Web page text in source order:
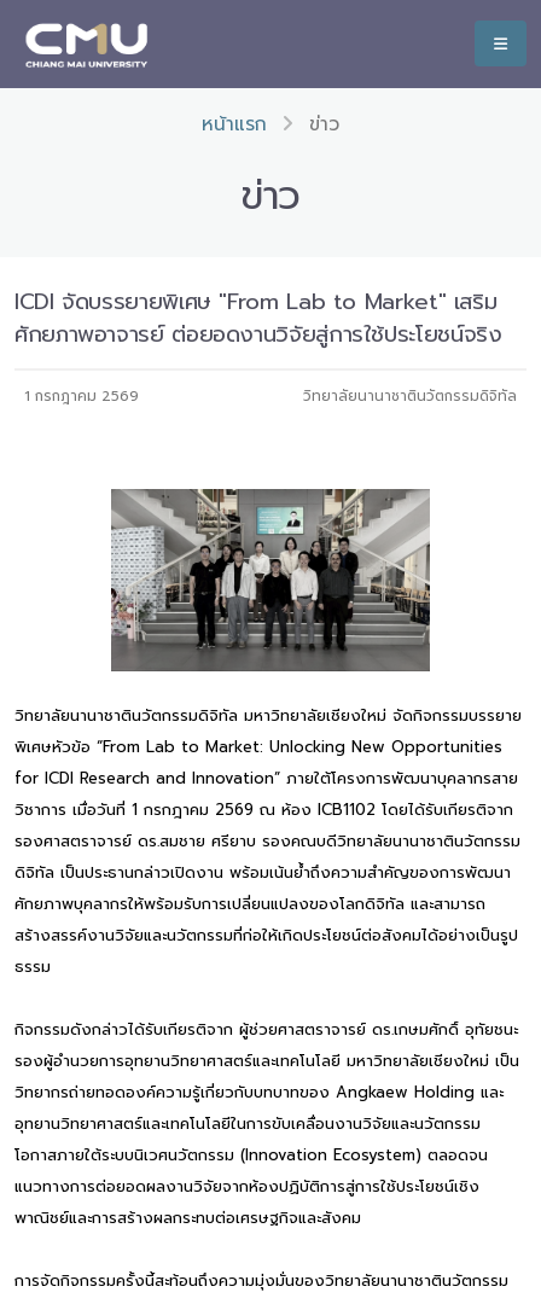
หน้าแรก ข่าว
ข่าว
ICDI จัดบรรยายพิเศษ "From Lab to Market" เสริม
ศักยภาพอาจารย์ ต่อยอดงานวิจัยสู่การใช้ประโยชน์จริง
1 กรกฎาคม 2569 วิทยาลัยนานาชาตินวัตกรรมดิจิทัล
วิทยาลัยนานาชาตินวัตกรรมดิจิทัล มหาวิทยาลัยเชียงใหม่ จัดกิจกรรมบรรยาย
พิเศษหัวข้อ “From Lab to Market: Unlocking New Opportunities
for ICDI Research and Innovation” ภายใต้โครงการพัฒนาบุคลากรสาย
วิชาการ เมื่อวันที่ 1 กรกฎาคม 2569 ณ ห้อง ICB1102 โดยได้รับเกียรติจาก
รองศาสตราจารย์ ดร.สมชาย ศรียาบ รองคณบดีวิทยาลัยนานาชาตินวัตกรรม
ดิจิทัล เป็นประธานกล่าวเปิดงาน พร้อมเน้นย้ำถึงความสำคัญของการพัฒนา
ศักยภาพบุคลากรให้พร้อมรับการเปลี่ยนแปลงของโลกดิจิทัล และสามารถ
สร้างสรรค์งานวิจัยและนวัตกรรมที่ก่อให้เกิดประโยชน์ต่อสังคมได้อย่างเป็นรูป
ธรรม
กิจกรรมดังกล่าวได้รับเกียรติจาก ผู้ช่วยศาสตราจารย์ ดร.เกษมศักดิ์ อุทัยชนะ
รองผู้อำนวยการอุทยานวิทยาศาสตร์และเทคโนโลยี มหาวิทยาลัยเชียงใหม่ เป็น
วิทยากรถ่ายทอดองค์ความรู้เกี่ยวกับบทบาทของ Angkaew Holding และ
อุทยานวิทยาศาสตร์และเทคโนโลยีในการขับเคลื่อนงานวิจัยและนวัตกรรม
โอกาสภายใต้ระบบนิเวศนวัตกรรม (Innovation Ecosystem) ตลอดจน
แนวทางการต่อยอดผลงานวิจัยจากห้องปฏิบัติการสู่การใช้ประโยชน์เชิง
พาณิชย์และการสร้างผลกระทบต่อเศรษฐกิจและสังคม
การจัดกิจกรรมครั้งนี้สะท้อนถึงความมุ่งมั่นของวิทยาลัยนานาชาตินวัตกรรม